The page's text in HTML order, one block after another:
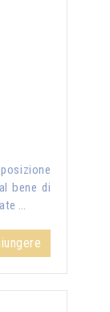
bene di
…